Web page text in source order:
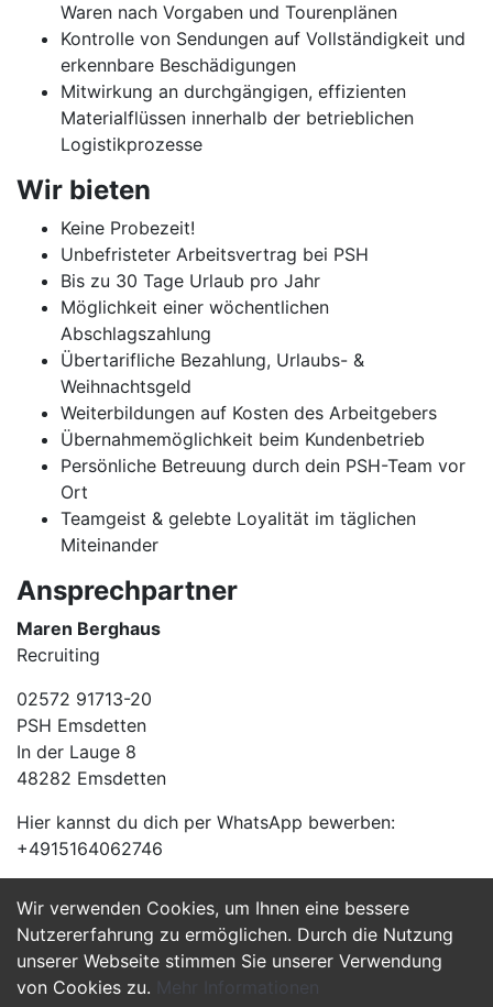
Wir verwenden Cookies, um Ihnen eine bessere
Nutzererfahrung zu ermöglichen. Durch die Nutzung
unserer Webseite stimmen Sie unserer Verwendung
von Cookies zu. Mehr Informationen
Waren nach Vorgaben und Tourenplänen
Kontrolle von Sendungen auf Vollständigkeit und
erkennbare Beschädigungen
Mitwirkung an durchgängigen, effizienten
Materialflüssen innerhalb der betrieblichen
Logistikprozesse
Wir bieten
Keine Probezeit!
Unbefristeter Arbeitsvertrag bei PSH
Bis zu 30 Tage Urlaub pro Jahr
Möglichkeit einer wöchentlichen
Abschlagszahlung
Übertarifliche Bezahlung, Urlaubs- &
Weihnachtsgeld
Weiterbildungen auf Kosten des Arbeitgebers
Übernahmemöglichkeit beim Kundenbetrieb
Persönliche Betreuung durch dein PSH-Team vor
Ort
Teamgeist & gelebte Loyalität im täglichen
Miteinander
Ansprechpartner
Maren Berghaus
Recruiting
02572 91713-20
PSH Emsdetten
In der Lauge 8
48282 Emsdetten
Hier kannst du dich per WhatsApp bewerben:
+4915164062746
Jetzt Bewerben